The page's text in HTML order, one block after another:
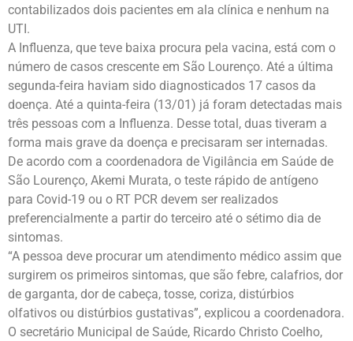
contabilizados dois pacientes em ala clínica e nenhum na
UTI.
A Influenza, que teve baixa procura pela vacina, está com o
número de casos crescente em São Lourenço. Até a última
segunda-feira haviam sido diagnosticados 17 casos da
doença. Até a quinta-feira (13/01) já foram detectadas mais
três pessoas com a Influenza. Desse total, duas tiveram a
forma mais grave da doença e precisaram ser internadas.
De acordo com a coordenadora de Vigilância em Saúde de
São Lourenço, Akemi Murata, o teste rápido de antígeno
para Covid-19 ou o RT PCR devem ser realizados
preferencialmente a partir do terceiro até o sétimo dia de
sintomas.
“A pessoa deve procurar um atendimento médico assim que
surgirem os primeiros sintomas, que são febre, calafrios, dor
de garganta, dor de cabeça, tosse, coriza, distúrbios
olfativos ou distúrbios gustativas”, explicou a coordenadora.
O secretário Municipal de Saúde, Ricardo Christo Coelho,